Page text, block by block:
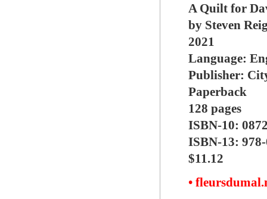
A Quilt for
by Steven
2021
Language:
Publisher:
Paperback
128 pages
ISBN-10:
ISBN-13:
$11.12
•